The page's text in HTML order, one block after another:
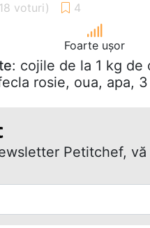
Foarte ușor
: cojile de la 1 kg
rosie, oua, apa,
Petitchef,